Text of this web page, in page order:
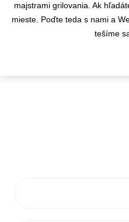
majstrami grilovania. Ak
mieste. Poďte teda s nami a
tešíme